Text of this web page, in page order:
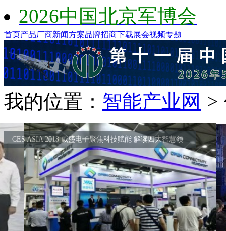
2026中国北京军博会
首页产品厂商新闻方案品牌招商下载展会视频专题
我的位置： 智能产业网 >
浪潮互联网应用技术峰会召开 重构计算 共建AI生态